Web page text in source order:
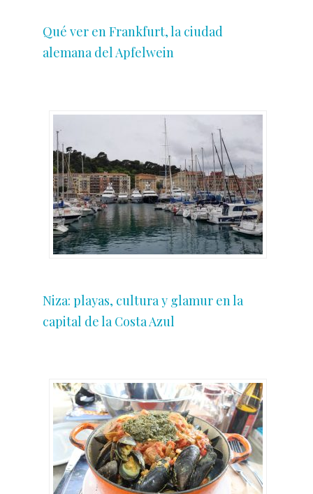
Qué ver en Frankfurt, la ciudad
alemana del Apfelwein
Niza: playas, cultura y glamur en la
capital de la Costa Azul